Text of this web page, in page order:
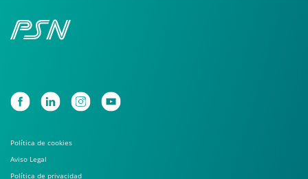
Política de cookies
Aviso Legal
Política de privacidad